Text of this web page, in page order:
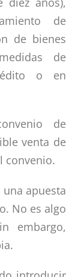
de
de bienes
de
o en
de
venta de
convenio.
apuesta
No es algo
embargo,